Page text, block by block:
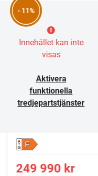
- 11%
Innehållet kan inte
visas
Aktivera
funktionella
tredjepartstjänster
F
249 990 kr